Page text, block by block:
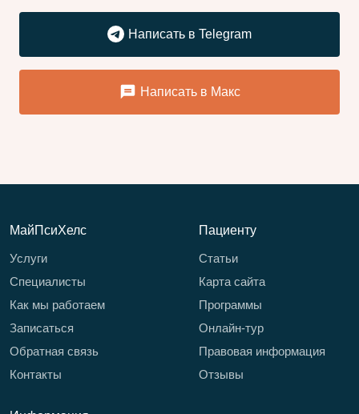
Написать в Telegram
Написать в Макс
МайПсиХелс
Услуги
Специалисты
Как мы работаем
Записаться
Обратная связь
Контакты
Пациенту
Статьи
Карта сайта
Программы
Онлайн-тур
Правовая информация
Отзывы